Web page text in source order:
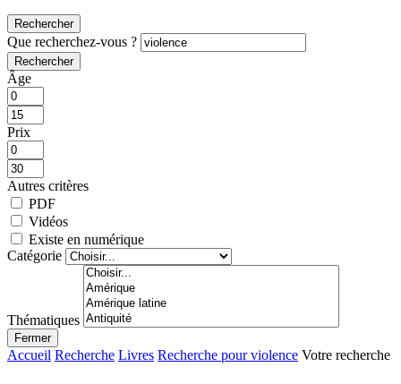
Rechercher
Que recherchez-vous ?
Rechercher
Âge
Prix
Autres critères
PDF
Vidéos
Existe en numérique
Catégorie
Thématiques
Fermer
Accueil Recherche Livres Recherche pour violence Votre recherche